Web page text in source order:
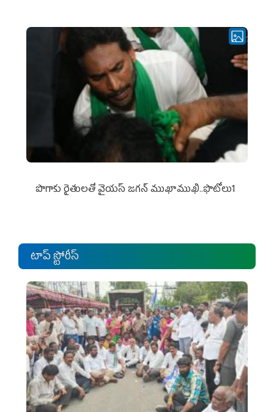
పొగాకు రైతుల‌తో వైయ‌స్ జ‌గ‌న్ ముఖాముఖి..ఫొటోలు1
టాప్ స్టోరీస్